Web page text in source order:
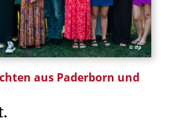
© ifp
aus Paderborn und